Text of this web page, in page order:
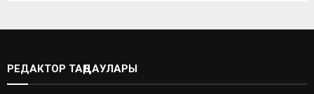
РЕДАКТОР ТАҢДАУЛАРЫ